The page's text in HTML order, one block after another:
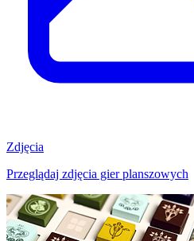
Zdjęcia
Przeglądaj zdjęcia gier planszowych